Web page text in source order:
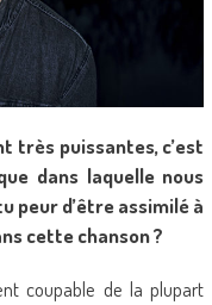
très puissantes, c’est
dans laquelle nous
peur d’être assimilé à
cette chanson ?
coupable de la plupart